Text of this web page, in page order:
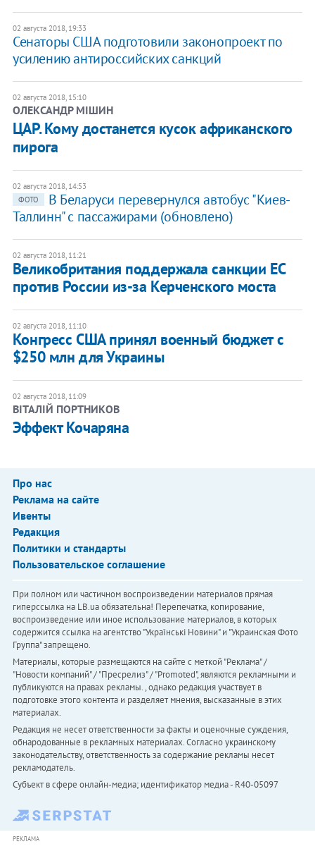
02 августа 2018, 19:33
Сенаторы США подготовили законопроект по
усилению антироссийских санкций
02 августа 2018, 15:10
ОЛЕКСАНДР МІШИН
ЦАР. Кому достанется кусок африканского
пирога
02 августа 2018, 14:53
ФОТО
В Беларуси перевернулся автобус "Киев-
Таллинн" с пассажирами (обновлено)
02 августа 2018, 11:21
Великобритания поддержала санкции ЕС
против России из-за Керченского моста
02 августа 2018, 11:10
Конгресс США принял военный бюджет с
$250 млн для Украины
02 августа 2018, 11:09
ВІТАЛІЙ ПОРТНИКОВ
Эффект Кочаряна
Про нас
Реклама на сайте
Ивенты
Редакция
Политики и стандарты
Пользовательское соглашение
При полном или частичном воспроизведении материалов прямая
гиперссылка на LB.ua обязательна! Перепечатка, копирование,
воспроизведение или иное использование материалов, в которых
содержится ссылка на агентство "Українськi Новини" и "Украинская Фото
Группа" запрещено.
Материалы, которые размещаются на сайте с меткой "Реклама" /
"Новости компаний" / "Пресрелиз" / "Promoted", являются рекламными и
публикуются на правах рекламы. , однако редакция участвует в
подготовке этого контента и разделяет мнения, высказанные в этих
материалах.
Редакция не несет ответственности за факты и оценочные суждения,
обнародованные в рекламных материалах. Согласно украинскому
законодательству, ответственность за содержание рекламы несет
рекламодатель.
Субъект в сфере онлайн-медиа; идентификатор медиа - R40-05097
РЕКЛАМА